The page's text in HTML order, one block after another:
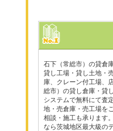
石下（常総市）の貸倉
貸し工場・貸し土地・
庫、クレーン付工場、
総市）の貸し倉庫・貸
システムで無料にて査
地・売倉庫・売工場を
相談・施工も承ります
なら茨城地区最大級の